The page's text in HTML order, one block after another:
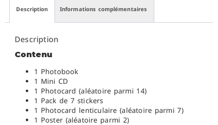
Description Informations complémentaires
Description
Contenu
1 Photobook
1 Mini CD
1 Photocard (aléatoire parmi 14)
1 Pack de 7 stickers
1 Photocard lenticulaire (aléatoire parmi 7)
1 Poster (aléatoire parmi 2)